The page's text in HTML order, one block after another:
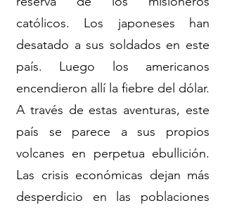
católicos. Los japoneses han
desatado a sus soldados en este
país. Luego los americanos
encendieron allí la fiebre del dólar.
A través de estas aventuras, este
país se parece a sus propios
volcanes en perpetua ebullición.
Las crisis económicas dejan más
desperdicio en las poblaciones